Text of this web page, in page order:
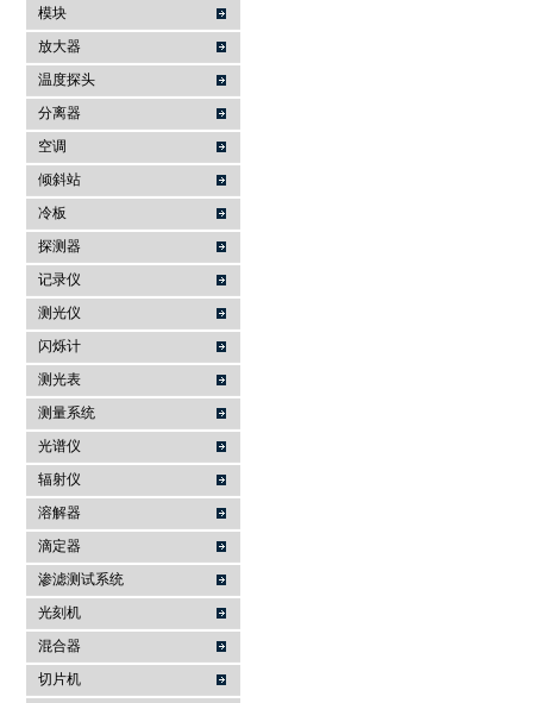
模块
放大器
温度探头
分离器
空调
倾斜站
冷板
探测器
记录仪
测光仪
闪烁计
测光表
测量系统
光谱仪
辐射仪
溶解器
滴定器
渗滤测试系统
光刻机
混合器
切片机